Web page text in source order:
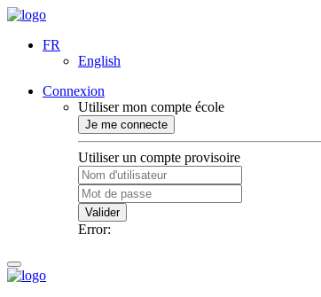
FR
English
Connexion
Utiliser mon compte école
Je me connecte
Utiliser un compte provisoire
Valider
Error: